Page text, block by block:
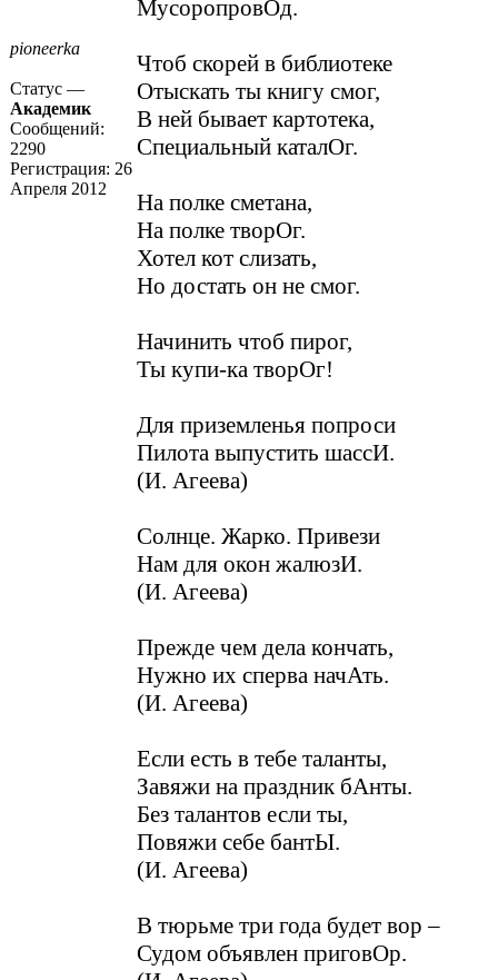
pioneerka
Статус —
Академик
Сообщений:
2290
Регистрация: 26
Апреля 2012
МусоропровОд.
Чтоб скорей в библиотеке
Отыскать ты книгу смог,
В ней бывает картотека,
Специальный каталОг.
На полке сметана,
На полке творОг.
Хотел кот слизать,
Но достать он не смог.
Начинить чтоб пирог,
Ты купи-ка творОг!
Для приземленья попроси
Пилота выпустить шассИ.
(И. Агеева)
Солнце. Жарко. Привези
Нам для окон жалюзИ.
(И. Агеева)
Прежде чем дела кончать,
Нужно их сперва начАть.
(И. Агеева)
Если есть в тебе таланты,
Завяжи на праздник бАнты.
Без талантов если ты,
Повяжи себе бантЫ.
(И. Агеева)
В тюрьме три года будет вор –
Судом объявлен приговОр.